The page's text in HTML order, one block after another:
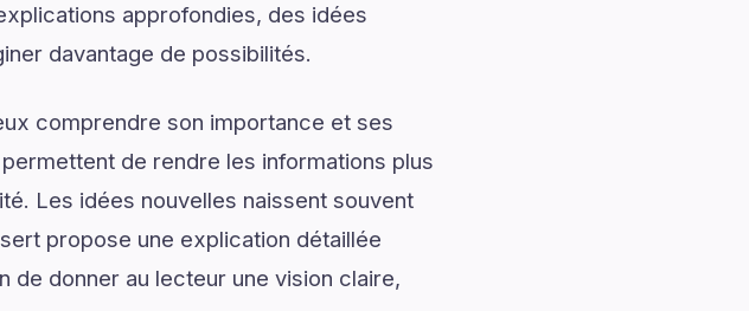
approfondies, des idées
davantage de possibilités.
comprendre son importance et ses
de rendre les informations plus
Les idées nouvelles naissent souvent
propose une explication détaillée
de donner au lecteur une vision claire,